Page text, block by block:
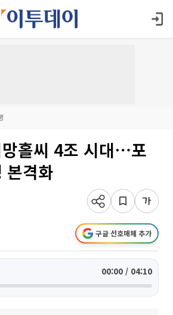
홀씨 4조 시대⋯포
본격화
구글 선호매체 추가
00:00 / 04:10